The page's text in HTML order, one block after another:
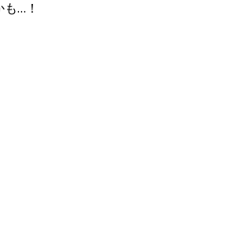
…！